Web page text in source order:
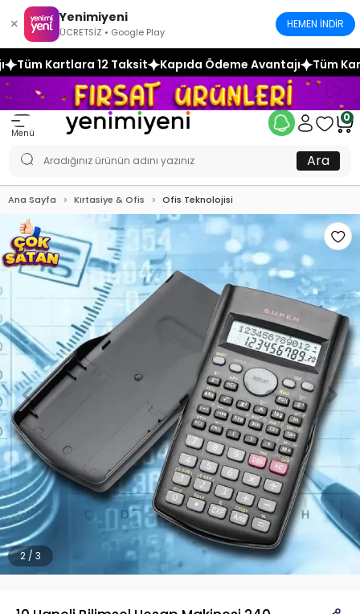
× Yenimiyeni
ÜCRETSİZ • Google Play
HEMEN İNDİR
Taksit Kapıda Ödeme Avantajı Tüm Kartlara 12 Taksit
Menü
0
Ara
Ana Sayfa Kırtasiye & Ofis Ofis Teknolojisi
2 / 3